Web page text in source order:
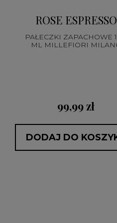
ROSE ESPRESSO
PAŁECZKI ZAPACHOWE
ML MILLEFIORI
99,99 zł
DODAJ DO